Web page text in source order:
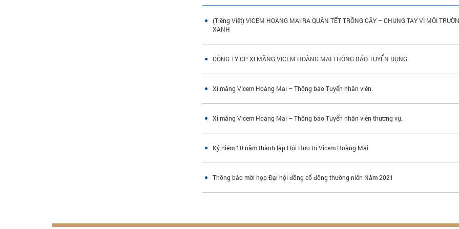
(Tiếng Việt) VICEM HOÀNG MAI RA QUÂN TẾT TRỒNG CÂY – CHUNG TAY VÌ MÔI
XANH
CÔNG TY CP XI MĂNG VICEM HOÀNG MAI THÔNG BÁO TUYỂN DỤNG
Xi măng Vicem Hoàng Mai – Thông báo Tuyển nhân viên.
Xi măng Vicem Hoàng Mai – Thông báo Tuyển nhân viên thương vụ.
Kỷ niệm 10 năm thành lập Hội Hưu trí Vicem Hoàng Mai
Thông báo mời họp Đại hội đồng cổ đông thường niên Năm 2021